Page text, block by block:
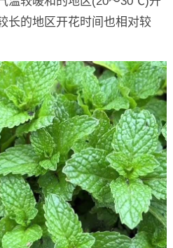
长的地区开花时间也相对较